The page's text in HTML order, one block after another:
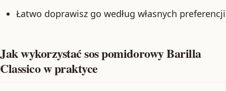
Łatwo doprawisz go według własnych preferencji
Jak wykorzystać sos pomidorowy Barilla
Classico w praktyce